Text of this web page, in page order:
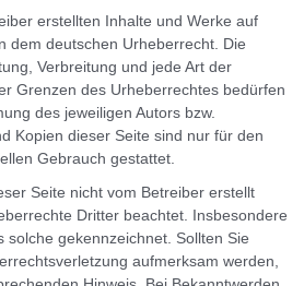
erstellten Inhalte und Werke auf
dem deutschen Urheberrecht. Die
Verbreitung und jede Art der
Grenzen des Urheberrechtes bedürfen
des jeweiligen Autors bzw.
Kopien dieser Seite sind nur für den
Gebrauch gestattet.
Seite nicht vom Betreiber erstellt
Dritter beachtet. Insbesondere
solche gekennzeichnet. Sollten Sie
aufmerksam werden,